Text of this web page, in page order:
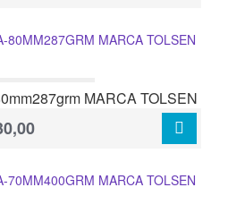
80MM287GRM MARCA TOLSEN
MARCA TOLSEN
70MM400GRM MARCA TOLSEN